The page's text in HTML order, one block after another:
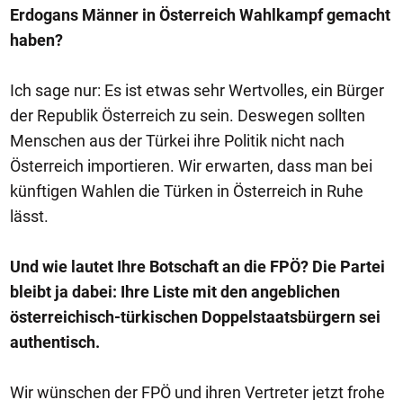
Erdogans Männer in Österreich Wahlkampf gemacht
haben?
Ich sage nur: Es ist etwas sehr Wertvolles, ein Bürger
der Republik Österreich zu sein. Deswegen sollten
Menschen aus der Türkei ihre Politik nicht nach
Österreich importieren. Wir erwarten, dass man bei
künftigen Wahlen die Türken in Österreich in Ruhe
lässt.
Und wie lautet Ihre Botschaft an die FPÖ? Die Partei
bleibt ja dabei: Ihre Liste mit den angeblichen
österreichisch-türkischen Doppelstaatsbürgern sei
authentisch.
Wir wünschen der FPÖ und ihren Vertreter jetzt frohe